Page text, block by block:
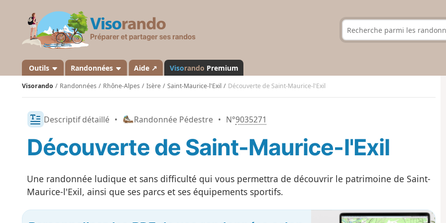
s
a
n
d
o
Outils Randonnées Aide ↗ Visorando Premium
Visorando Randonnées Rhône-Alpes Isère Saint-Maurice-l'Exil Découverte de Saint-Maurice-l'Exil
Descriptif détaillé • Randonnée Pédestre • N°9035271
Découverte de Saint-Maurice-l'Exil
Une randonnée ludique et sans difficulté qui vous permettra de découvrir le patrimoine de Saint-
Maurice-l'Exil, ainsi que ses parcs et ses équipements sportifs.